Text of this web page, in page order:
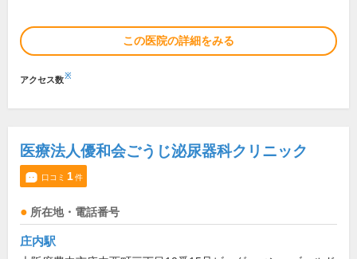
この医院の詳細をみる
アクセス数※
医療法人優和会ごうじ泌尿器科クリニック
口コミ 1件
所在地・電話番号
庄内駅